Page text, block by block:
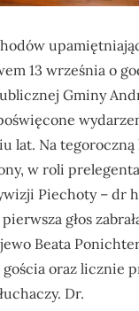
13 września o
Gminy
lat. Na
w roli
Piechoty – dr
głos
Beata
oraz licznie
Dr.